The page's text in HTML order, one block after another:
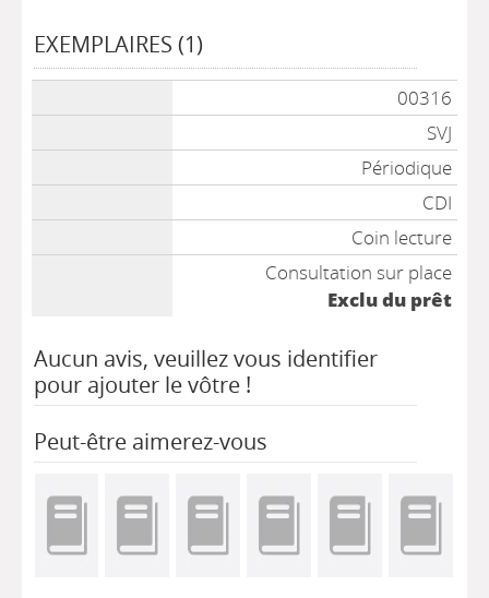
EXEMPLAIRES (1)
00316
SVJ
Périodique
CDI
Coin lecture
Consultation sur place
Exclu du prêt
Aucun avis, veuillez vous identifier
pour ajouter le vôtre !
Peut-être aimerez-vous